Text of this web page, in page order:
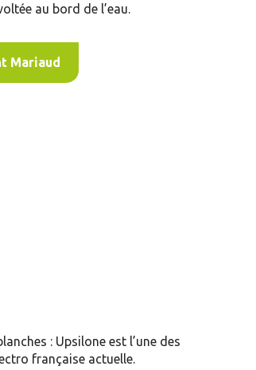
au bord de l’eau.
Mariaud
: Upsilone est l’une des
française actuelle.